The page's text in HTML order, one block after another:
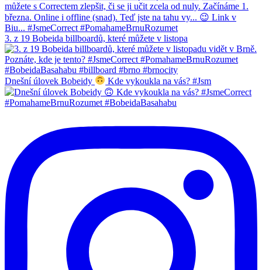
3. z 19 Bobeida billboardů, které můžete v listopa
Dnešní úlovek Bobeidy Kde vykoukla na vás? #Jsm